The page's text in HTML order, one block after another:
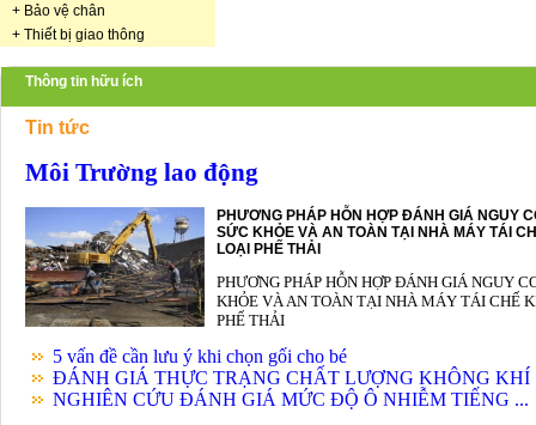
+ Bảo vệ chân
+ Thiết bị giao thông
Thông tin hữu ích
Tin tức
Môi Trường lao động
PHƯƠNG PHÁP HỖN HỢP ĐÁNH GIÁ NGUY
SỨC KHỎE VÀ AN TOÀN TẠI NHÀ MÁY TÁI
LOẠI PHẾ THẢI
PHƯƠNG PHÁP HỖN HỢP ĐÁNH GIÁ NGUY
KHỎE VÀ AN TOÀN TẠI NHÀ MÁY TÁI CHẾ
PHẾ THẢI
5 vấn đề cần lưu ý khi chọn gối cho bé
ĐÁNH GIÁ THỰC TRẠNG CHẤT LƯỢNG KHÔNG KHÍ
NGHIÊN CỨU ĐÁNH GIÁ MỨC ĐỘ Ô NHIỄM TIẾNG ...